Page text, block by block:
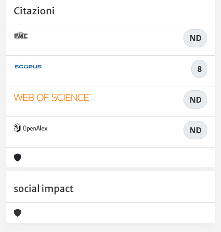
Citazioni
ND
8
ND
ND
social impact